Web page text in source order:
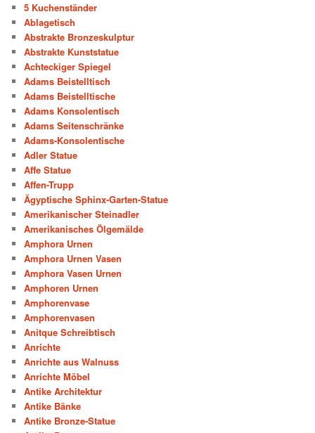
5 Kuchenständer
Ablagetisch
Abstrakte Bronzeskulptur
Abstrakte Kunststatue
Achteckiger Spiegel
Adams Beistelltisch
Adams Beistelltische
Adams Konsolentisch
Adams Seitenschränke
Adams-Konsolentische
Adler Statue
Affe Statue
Affen-Trupp
Ägyptische Sphinx-Garten-Statue
Amerikanischer Steinadler
Amerikanisches Ölgemälde
Amphora Urnen
Amphora Urnen Vasen
Amphora Vasen Urnen
Amphoren Urnen
Amphorenvase
Amphorenvasen
Anitque Schreibtisch
Anrichte
Anrichte aus Walnuss
Anrichte Möbel
Antike Architektur
Antike Bänke
Antike Bronze-Statue